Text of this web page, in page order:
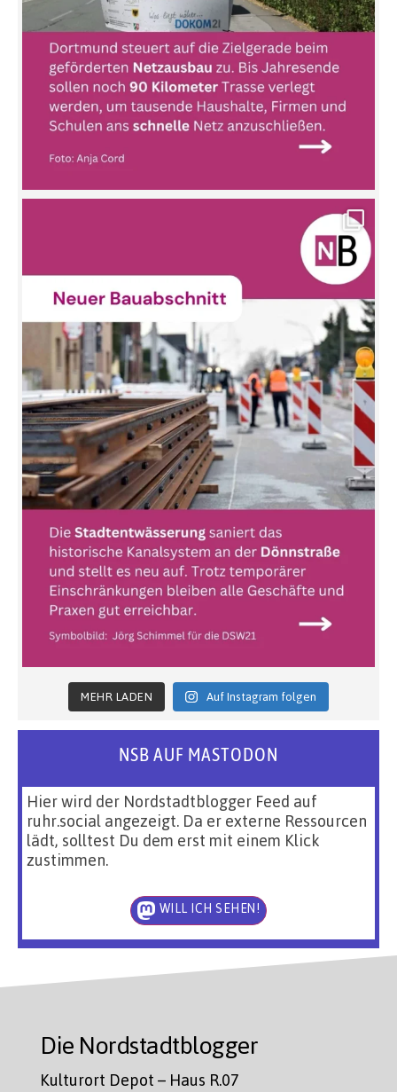
MEHR LADEN Auf Instagram folgen
NSB AUF MASTODON
Hier wird der Nordstadtblogger Feed auf
ruhr.social angezeigt. Da er externe Ressourcen
lädt, solltest Du dem erst mit einem Klick
zustimmen.
WILL ICH SEHEN!
Die Nordstadtblogger
Kulturort Depot – Haus R.07